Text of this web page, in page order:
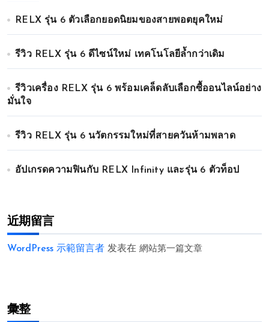
RELX รุ่น 6 ตัวเลือกยอดนิยมของสายพอตยุคใหม่
รีวิว RELX รุ่น 6 ดีไซน์ใหม่ เทคโนโลยีล้ำกว่าเดิม
รีวิวเครื่อง RELX รุ่น 6 พร้อมเคล็ดลับเลือกซื้ออนไลน์อย่าง
มั่นใจ
รีวิว RELX รุ่น 6 นวัตกรรมใหม่ที่สายควันห้ามพลาด
อัปเกรดความฟินกับ RELX Infinity และรุ่น 6 ตัวท็อป
近期留言
WordPress 示範留言者 发表在 網站第一篇文章
彙整